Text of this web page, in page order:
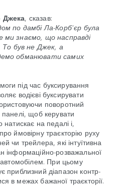
Джека, сказав:
по дамбі Ла-Корб'єр була
ми знаємо, що насправді
То був не Джек, а
обманювати самих
під час буксирування
водієві буксирувати
поворотний
щоб керувати
на педалі і,
ймовірну траєкторію руху
чи трейлера, які інтуїтивна
інформаційно-розважальної
При цьому
приблизний діапазон контр-
в межах бажаної траєкторії.